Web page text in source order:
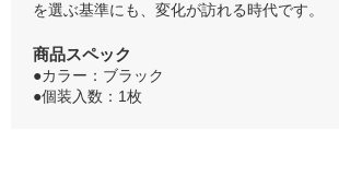
を選ぶ基準にも、変化が訪れる時代です。
商品スペック
●カラー：ブラック
●個装入数：1枚